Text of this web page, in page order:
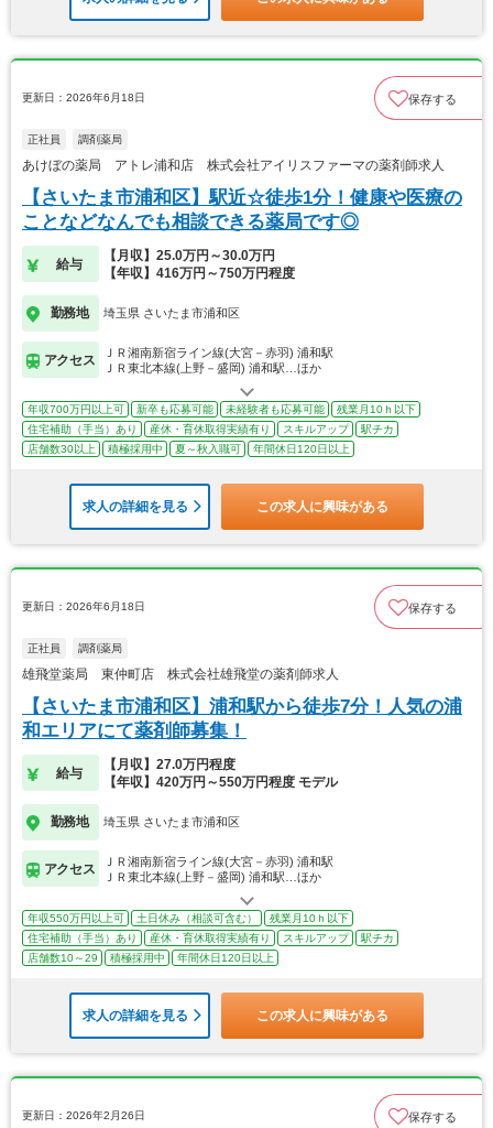
更新日：2026年6月18日 保存する
正社員 調剤薬局
あけぼの薬局 アトレ浦和店 株式会社アイリスファーマの薬剤師求人
【さいたま市浦和区】駅近☆徒歩1分！健康や医療の
ことなどなんでも相談できる薬局です◎
給与
【月収】25.0万円～30.0万円
【年収】416万円～750万円程度
勤務地 埼玉県 さいたま市浦和区
アクセス
ＪＲ湘南新宿ライン線(大宮－赤羽) 浦和駅
ＪＲ東北本線(上野－盛岡) 浦和駅…ほか
年収700万円以上可 新卒も応募可能 未経験者も応募可能
残業月10ｈ以下
住宅補助（手当）あり
産休・育休取得実績有り スキルアップ
駅チカ
店舗数30以上
積極採用中 夏～秋入職可 年間休日120日以上
求人の詳細を見る この求人に興味がある
更新日：2026年6月18日 保存する
正社員 調剤薬局
雄飛堂薬局 東仲町店 株式会社雄飛堂の薬剤師求人
【さいたま市浦和区】浦和駅から徒歩7分！人気の浦
和エリアにて薬剤師募集！
給与
【月収】27.0万円程度
【年収】420万円～550万円程度 モデル
勤務地 埼玉県 さいたま市浦和区
アクセス
ＪＲ湘南新宿ライン線(大宮－赤羽) 浦和駅
ＪＲ東北本線(上野－盛岡) 浦和駅…ほか
年収550万円以上可 土日休み（相談可含む）
残業月10ｈ以下
住宅補助（手当）あり
産休・育休取得実績有り スキルアップ
駅チカ
店舗数10～29
積極採用中 年間休日120日以上
求人の詳細を見る この求人に興味がある
更新日：2026年2月26日 保存する